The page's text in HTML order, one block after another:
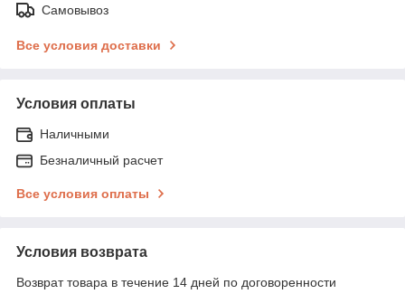
Самовывоз
Все условия доставки
Условия оплаты
Наличными
Безналичный расчет
Все условия оплаты
Условия возврата
Возврат товара в течение 14 дней по договоренности